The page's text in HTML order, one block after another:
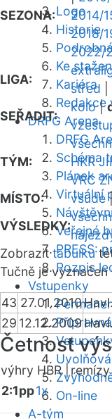
Logo
Historie
Ke
Kariéra
Redakce
DRFG Arena
DRFG
Schéma
Plánek
Virtuální
Veřejné
PRESS:
Rozpis
Vstupenky
On-line
A-tým
SEZONA:
2014/
2018/
2022/
LIGA:
střed
SEŘADIT:
kolo|
TÝM:
HKR
VRC
MÍSTO:
všude
VÝSLEDKY:
Zobrazittabulku
Tučně je
43 27.01.2010
29 12.12.2009
Četnost
výhry HBR | remízy |
2:1pp1x